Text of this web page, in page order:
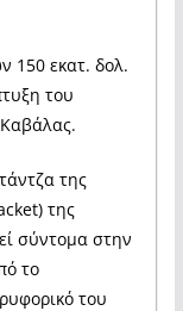
150 εκατ. δολ.
του
της
της
σύντομα στην
το
του